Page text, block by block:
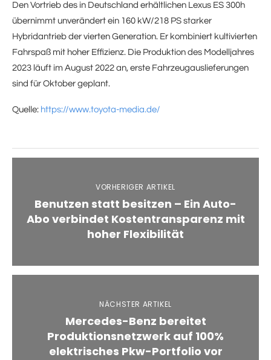
Den Vortrieb des in Deutschland erhältlichen Lexus ES 300h
übernimmt unverändert ein 160 kW/218 PS starker
Hybridantrieb der vierten Generation. Er kombiniert kultivierten
Fahrspaß mit hoher Effizienz. Die Produktion des Modelljahres
2023 läuft im August 2022 an, erste Fahrzeugauslieferungen
sind für Oktober geplant.
Quelle: https://www.toyota-media.de/
VORHERIGER ARTIKEL
Benutzen statt besitzen – Ein Auto-
Abo verbindet Kostentransparenz mit
hoher Flexibilität
NÄCHSTER ARTIKEL
Mercedes-Benz bereitet
Produktionsnetzwerk auf 100%
elektrisches Pkw-Portfolio vor